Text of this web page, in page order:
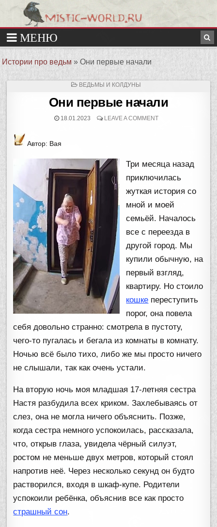
Истории про ведьм »Они первые начали
ОПУБЛИКОВАНО
ВЕДЬМЫ И КОЛДУНЫ
Они первые начали
18.01.2023 LEAVE A COMMENT
Автор: Вая
Три месяца назад
приключилась
жуткая история со
мной и моей
семьёй. Началось
все с переезда в
другой город. Мы
купили обычную, на
первый взгляд,
квартиру. Но стоило
кошке переступить
порог, она повела
себя довольно странно: смотрела в пустоту,
чего-то пугалась и бегала из комнаты в комнату.
Ночью всё было тихо, либо же мы просто ничего
не слышали, так как очень устали.
На вторую ночь моя младшая 17-летняя сестра
Настя разбудила всех криком. Захлебываясь от
слез, она не могла ничего объяснить. Позже,
когда сестра немного успокоилась, рассказала,
что, открыв глаза, увидела чёрный силуэт,
ростом не меньше двух метров, который стоял
напротив неё. Через несколько секунд он будто
растворился, входя в шкаф-купе. Родители
успокоили ребёнка, объяснив все как просто
страшный сон.